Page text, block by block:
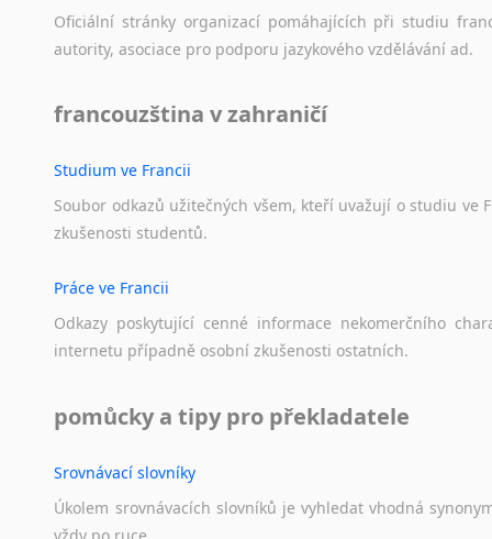
Oficiální stránky organizací pomáhajících při studiu
autority, asociace pro podporu jazykového vzdělávání ad.
francouzština v zahraničí
Studium ve Francii
Soubor odkazů užitečných všem, kteří uvažují o studiu ve
zkušenosti studentů.
Práce ve Francii
Odkazy poskytující cenné informace nekomerčního
internetu případně osobní zkušenosti ostatních.
pomůcky a tipy pro překladatele
Srovnávací slovníky
Úkolem srovnávacích slovníků je vyhledat vhodná